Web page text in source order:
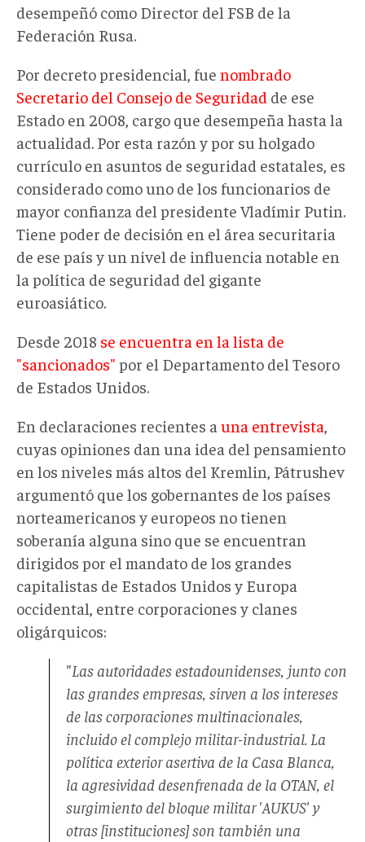
desempeñó como Director del FSB de la
Federación Rusa.
Por decreto presidencial, fue nombrado
Secretario del Consejo de Seguridad de ese
Estado en 2008, cargo que desempeña hasta la
actualidad. Por esta razón y por su holgado
currículo en asuntos de seguridad estatales, es
considerado como uno de los funcionarios de
mayor confianza del presidente Vladímir Putin.
Tiene poder de decisión en el área securitaria
de ese país y un nivel de influencia notable en
la política de seguridad del gigante
euroasiático.
Desde 2018 se encuentra en la lista de
"sancionados" por el Departamento del Tesoro
de Estados Unidos.
En declaraciones recientes a una entrevista
cuyas opiniones dan una idea del pensamiento
en los niveles más altos del Kremlin, Pátrushev
argumentó que los gobernantes de los países
norteamericanos y europeos no tienen
soberanía alguna sino que se encuentran
dirigidos por el mandato de los grandes
capitalistas de Estados Unidos y Europa
occidental, entre corporaciones y clanes
oligárquicos:
"Las autoridades estadounidenses, junto con
las grandes empresas, sirven a los intereses
de las corporaciones multinacionales,
incluido el complejo militar-industrial. La
política exterior asertiva de la Casa Blanca,
la agresividad desenfrenada de la OTAN, el
surgimiento del bloque militar 'AUKUS' y
otras [instituciones] son también una